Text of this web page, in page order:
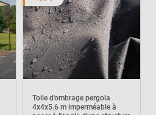
Toile d'ombrage pergola
4x4x5.6 m imperméable à